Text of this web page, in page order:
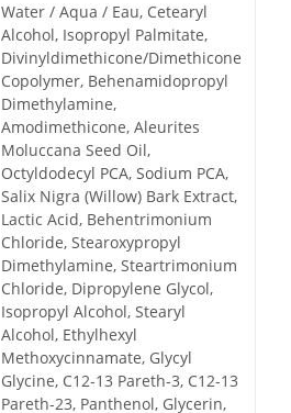
Water / Aqua / Eau, Cetearyl
Alcohol, Isopropyl Palmitate,
Divinyldimethicone/Dimethicone
Copolymer, Behenamidopropyl
Dimethylamine,
Amodimethicone, Aleurites
Moluccana Seed Oil,
Octyldodecyl PCA, Sodium PCA,
Salix Nigra (Willow) Bark Extract,
Lactic Acid, Behentrimonium
Chloride, Stearoxypropyl
Dimethylamine, Steartrimonium
Chloride, Dipropylene Glycol,
Isopropyl Alcohol, Stearyl
Alcohol, Ethylhexyl
Methoxycinnamate, Glycyl
Glycine, C12-13 Pareth-3, C12-13
Pareth-23, Panthenol, Glycerin,